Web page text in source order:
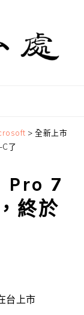
>全新上市
了
Pro 7
終於
台上市